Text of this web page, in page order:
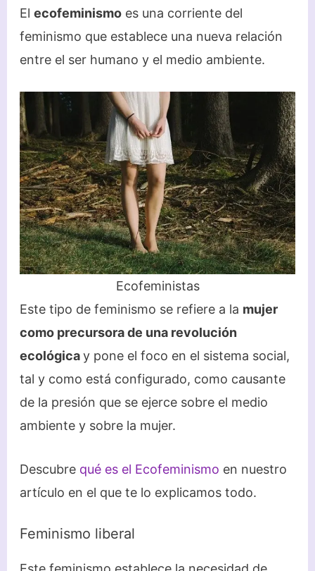
El ecofeminismoes una corriente del
feminismo que establece una nueva relación
entre el ser humano y el medio ambiente.
Ecofeministas
Este tipo de feminismo se refiere a la mujer
como precursora de una revolución
ecológicay pone el foco en el sistema social,
tal y como está configurado, como causante
de la presión que se ejerce sobre el medio
ambiente y sobre la mujer.
Descubre qué es el Ecofeminismo en nuestro
artículo en el que te lo explicamos todo.
Feminismo liberal